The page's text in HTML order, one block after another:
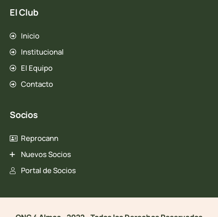
El Club
Inicio
Institucional
El Equipo
Contacto
Socios
Reprocann
Nuevos Socios
Portal de Socios